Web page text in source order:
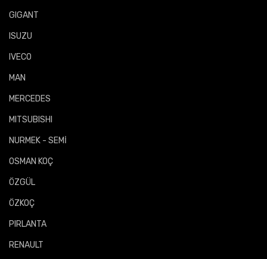
GIGANT
ISUZU
IVECO
MAN
MERCEDES
MITSUBISHI
NURMEK - SEMİ
OSMAN KOÇ
ÖZGÜL
ÖZKOÇ
PIRLANTA
RENAULT